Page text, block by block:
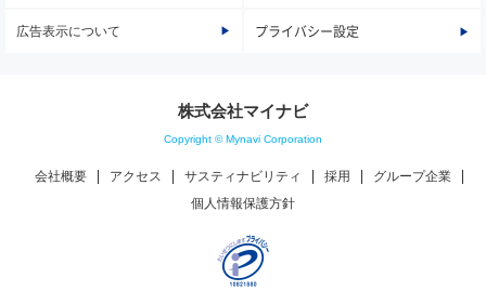
広告表示について プライバシー設定
株式会社マイナビ
Copyright © Mynavi Corporation
会社概要 アクセス サスティナビリティ 採用
グループ企業
個人情報保護方針